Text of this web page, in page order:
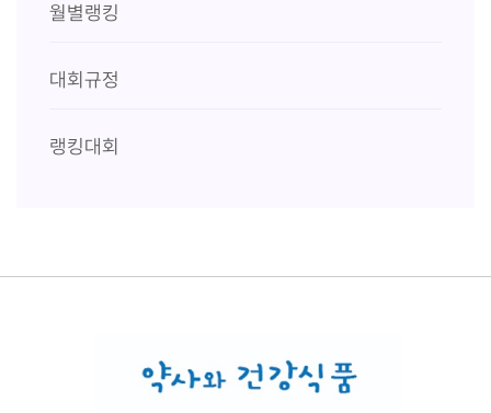
월별랭킹
대회규정
랭킹대회